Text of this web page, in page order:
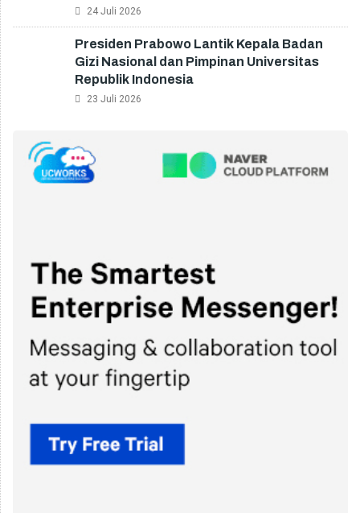
24 Juli 2026
Presiden Prabowo Lantik Kepala Badan
Gizi Nasional dan Pimpinan Universitas
Republik Indonesia
23 Juli 2026